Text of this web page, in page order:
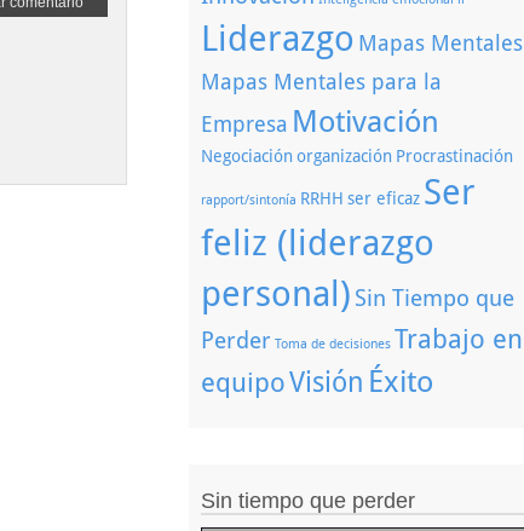
Liderazgo Mapas Mentales
Mapas Mentales para la
Empresa Motivación
Negociación organización Procrastinación
rapport/sintonía RRHH ser eficaz Ser
feliz (liderazgo
personal) Sin Tiempo que
Perder Toma de decisiones Trabajo en
equipoVisión Éxito
Sin tiempo que perder